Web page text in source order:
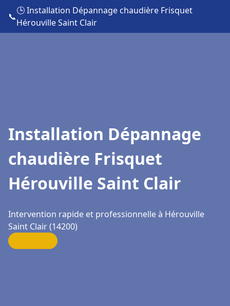
📞
🕒 Installation Dépannage chaudière Frisquet
Hérouville Saint Clair
Installation Dépannage
chaudière Frisquet
Hérouville Saint Clair
Intervention rapide et professionnelle à Hérouville
Saint Clair (14200)